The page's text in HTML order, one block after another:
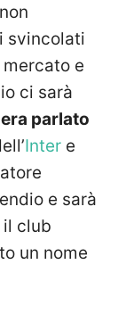
svincolati
e
ci sarà
era parlato
Inter e
e sarà
club
un nome